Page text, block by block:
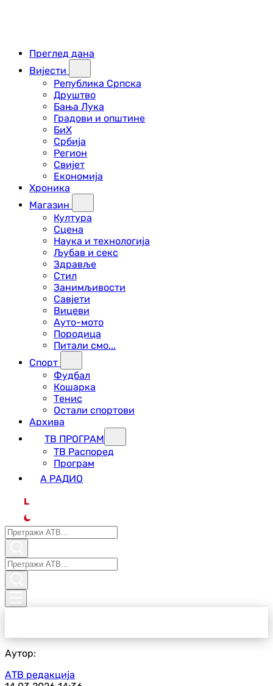
Преглед дана
Вијести
Република Српска
Друштво
Бања Лука
Градови и општине
БиХ
Србија
Регион
Свијет
Економија
Хроника
Магазин
Култура
Сцена
Наука и технологија
Љубав и секс
Здравље
Стил
Занимљивости
Савјети
Вицеви
Ауто-мото
Породица
Питали смо...
Спорт
Фудбал
Кошарка
Тенис
Остали спортови
Архива
ТВ ПРОГРАМ
ТВ Распоред
Програм
А РАДИО
L
Аутор:
АТВ редакција